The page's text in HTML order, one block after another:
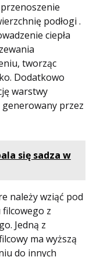
podłogi .
ciepła
tworząc
Dodatkowo
warstwy
generowany przez
się sadza w
należy wziąć pod
z
Jedną z
ma wyższą
do innych